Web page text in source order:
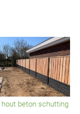
hout beton schutting